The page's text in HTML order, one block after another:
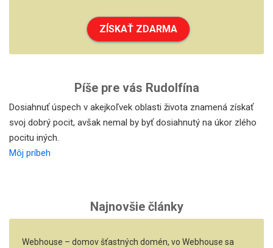
ZÍSKAŤ ZDARMA
Píše pre vás Rudolfína
Dosiahnuť úspech v akejkoľvek oblasti života znamená získať
svoj dobrý pocit, avšak nemal by byť dosiahnutý na úkor zlého
pocitu iných.
Môj príbeh
Najnovšie články
Webhouse – domov šťastných domén, vo Webhouse sa